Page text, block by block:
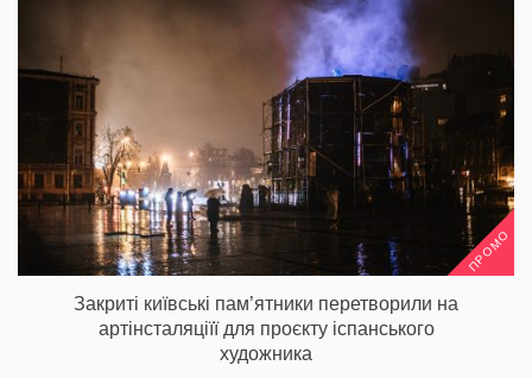
ПРОМО
Закриті київські пам’ятники перетворили на
артінсталяціїї для проєкту іспанського
художника